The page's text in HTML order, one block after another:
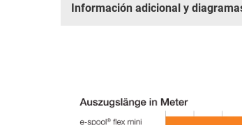
Información adicional y